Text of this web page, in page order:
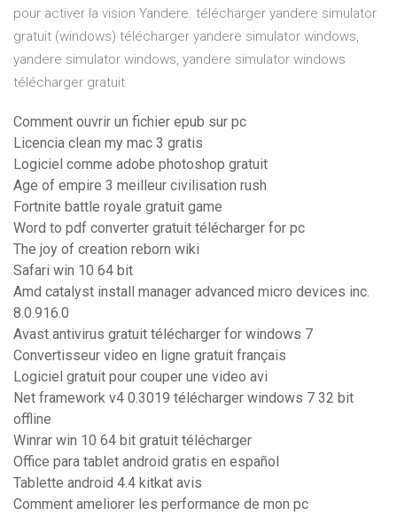
pour activer la vision Yandere. télécharger yandere simulator
gratuit (windows) télécharger yandere simulator windows,
yandere simulator windows, yandere simulator windows
télécharger gratuit
Comment ouvrir un fichier epub sur pc
Licencia clean my mac 3 gratis
Logiciel comme adobe photoshop gratuit
Age of empire 3 meilleur civilisation rush
Fortnite battle royale gratuit game
Word to pdf converter gratuit télécharger for pc
The joy of creation reborn wiki
Safari win 10 64 bit
Amd catalyst install manager advanced micro devices inc.
8.0.916.0
Avast antivirus gratuit télécharger for windows 7
Convertisseur video en ligne gratuit français
Logiciel gratuit pour couper une video avi
Net framework v4 0.3019 télécharger windows 7 32 bit
offline
Winrar win 10 64 bit gratuit télécharger
Office para tablet android gratis en español
Tablette android 4.4 kitkat avis
Comment ameliorer les performance de mon pc